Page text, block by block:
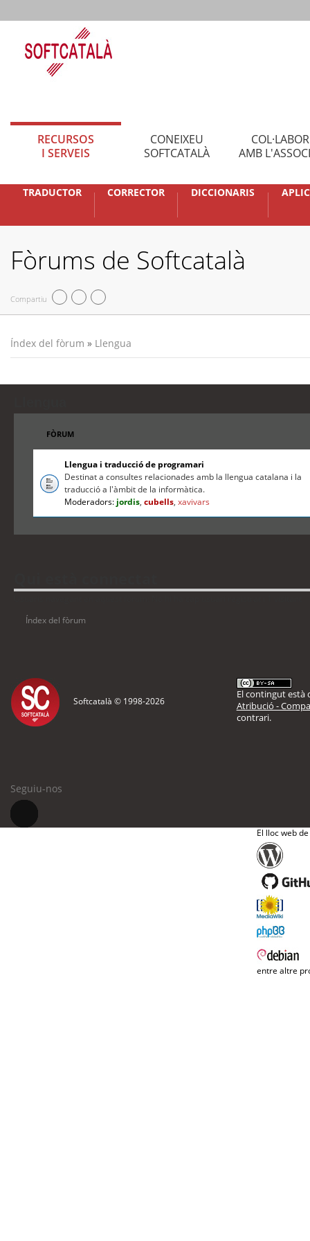
RECURSOS
I SERVEIS
CONEIXEU
SOFTCATALÀ
AMB
TRADUCTOR CORRECTOR DICCIONARIS
Fòrums de Softcatalà
Compartiu
Índex del fòrum » Llengua
FÒRUM
Llengua i traducció de programari
Destinat a consultes relacionades amb la llengua catalana i la
traducció a l'àmbit de la informàtica.
Moderadors: jordis,cubells,xavivars
Índex del fòrum
Softcatalà © 1998-2026
El contingut està
Atribució -
contrari.
Seguiu-nos
El lloc web
entre altre